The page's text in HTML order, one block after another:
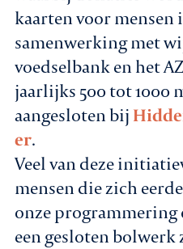
kaarten voor mensen
samenwerking met
voedselbank en het
jaarlijks 500 tot 1000
aangesloten bij
er.
Veel van deze
mensen die zich
onze programmering
een gesloten bolwerk